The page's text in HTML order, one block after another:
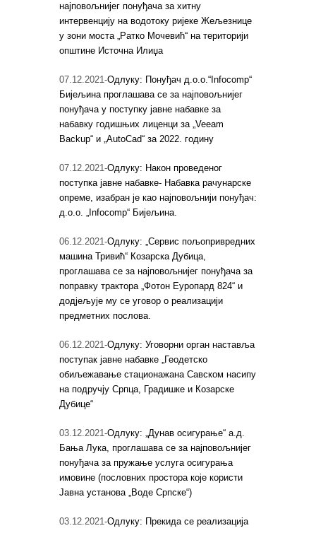
најповољнијег понуђача за хитну
интервенцију на водотоку ријеке Жељезнице
у зони моста „Ратко Мочевић“ на територији
општине Источна Илиџа
07.12.2021-Одлуку: Понуђач д.о.о.“Infocomp“
Бијељина проглашава се за најповољнијег
понуђача у поступку јавне набавке за
набавку годишњих лиценци за „Veeam
Backup“ и „AutoCad“ за 2022. годину
07.12.2021-Одлуку: Након проведеног
поступка јавне набавке- Набавка рачунарске
опреме, изабран је као најповољнији понуђач:
д.о.о. „Infocomp“ Бијељина.
06.12.2021-Одлуку: „Сервис пољопривредних
машина Тривић“ Козарска Дубица,
проглашава се за најповољнијег понуђача за
поправку трактора „Фотон Еуропард 824“ и
додјељује му се уговор о реализацији
предметних послова.
06.12.2021-Одлуку: Уговорни орган наставља
поступак јавне набавке „Геодетско
обиљежавање стационажана Савском насипу
на подручју Српца, Градишке и Козарске
Дубице“
03.12.2021-Одлуку: „Дунав осигурање“ а.д.
Бања Лука, проглашава се за најповољнијег
понуђача за пружање услуга осигурања
имовине (пословних простора које користи
Јавна установа „Воде Српске“)
03.12.2021-Одлуку: Прекида се реализација